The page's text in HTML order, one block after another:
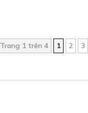
Trang 1 trên 4 1 2 3